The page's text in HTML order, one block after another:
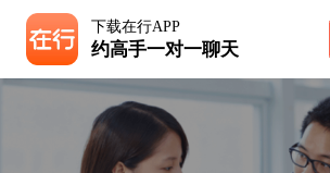
下载在行APP
约高手一对一聊天